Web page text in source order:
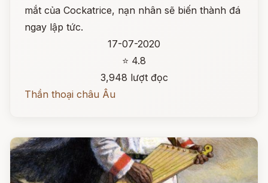
mắt của Cockatrice, nạn nhân sẽ biến thành đá
ngay lập tức.
17-07-2020
⭐ 4.8
3,948 lượt đọc
Thần thoại châu Âu